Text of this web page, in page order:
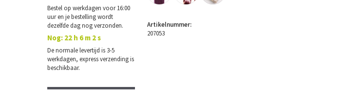
Bestel op werkdagen voor 16:00
uur en je bestelling wordt
dezelfde dag nog verzonden.
Nog: 22 h 6 m 2 s
De normale levertijd is 3-5
werkdagen, express verzending is
beschikbaar.
Artikelnummer:
207053